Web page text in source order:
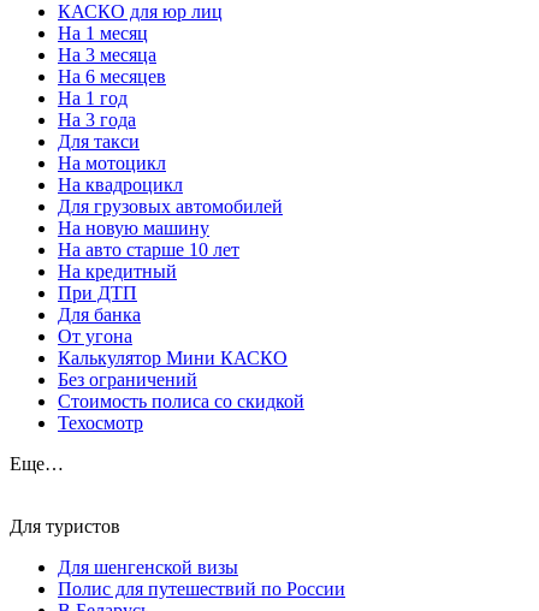
КАСКО для юр лиц
На 1 месяц
На 3 месяца
На 6 месяцев
На 1 год
На 3 года
Для такси
На мотоцикл
На квадроцикл
Для грузовых автомобилей
На новую машину
На авто старше 10 лет
На кредитный
При ДТП
Для банка
От угона
Калькулятор Мини КАСКО
Без ограничений
Стоимость полиса со скидкой
Техосмотр
Еще…
Для туристов
Для шенгенской визы
Полис для путешествий по России